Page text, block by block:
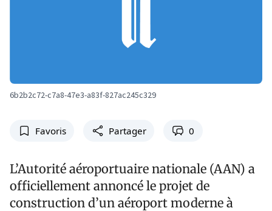
6b2b2c72-c7a8-47e3-a83f-827ac245c329
Favoris Partager 0
L’Autorité aéroportuaire nationale (AAN) a
officiellement annoncé le projet de
construction d’un aéroport moderne à